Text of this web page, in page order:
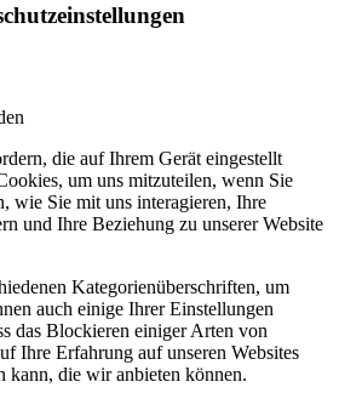
die auf Ihrem Gerät eingestellt
um uns mitzuteilen, wenn Sie
wie Sie mit uns interagieren, Ihre
und Ihre Beziehung zu unserer Website
Kategorienüberschriften, um
auch einige Ihrer Einstellungen
das Blockieren einiger Arten von
Ihre Erfahrung auf unseren Websites
kann, die wir anbieten können.